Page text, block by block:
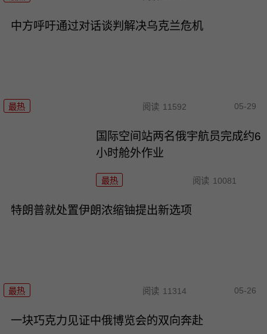
中方呼吁通过对话谈判解决乌克兰危机
最热 阅读 11592 05-29
国际空间站两名俄宇航员完成约6
小时舱外作业
最热 阅读 10081
特朗普就处置伊朗浓缩铀提出新选项
最热 阅读 11314 05-26
一块巧克力见证中俄博览会的双向奔赴